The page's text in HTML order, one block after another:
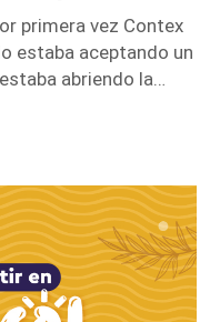
primera vez Contex
estaba aceptando un
abriendo la
puedo afirmar
compañía lo
del marketing
en la Directora […]